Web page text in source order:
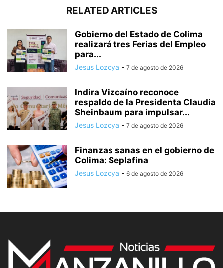
RELATED ARTICLES
Gobierno del Estado de Colima
realizará tres Ferias del Empleo
para...
Jesus Lozoya - 7 de agosto de 2026
Indira Vizcaíno reconoce
respaldo de la Presidenta Claudia
Sheinbaum para impulsar...
Jesus Lozoya - 7 de agosto de 2026
Finanzas sanas en el gobierno de
Colima: Seplafina
Jesus Lozoya - 6 de agosto de 2026